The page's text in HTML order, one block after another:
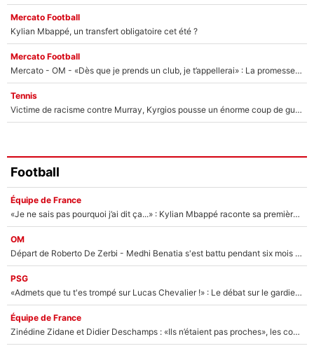
Mercato Football
Kylian Mbappé, un transfert obligatoire cet été ?
Mercato Football
Mercato - OM - «Dès que je prends un club, je t’appellerai» : La promesse de Marcelino au moment de claquer la porte
Tennis
Victime de racisme contre Murray, Kyrgios pousse un énorme coup de gueule !
Football
Équipe de France
«Je ne sais pas pourquoi j’ai dit ça...» : Kylian Mbappé raconte sa première rencontre avec Zinédine Zidane (et c’est très drôle)
OM
Départ de Roberto De Zerbi - Medhi Benatia s'est battu pendant six mois pour le retenir à l'OM, le PSG a été le naufrage de trop : «Je pars avec toi»
PSG
«Admets que tu t'es trompé sur Lucas Chevalier !» : Le débat sur le gardien du PSG vire au clash à l'After Foot
Équipe de France
Zinédine Zidane et Didier Deschamps : «Ils n’étaient pas proches», les confidences d’un membre de l’équipe de France 1998 sur leur relation spéciale